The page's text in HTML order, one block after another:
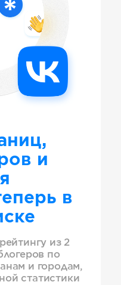
и
в
из 2
по
и городам,
статистики